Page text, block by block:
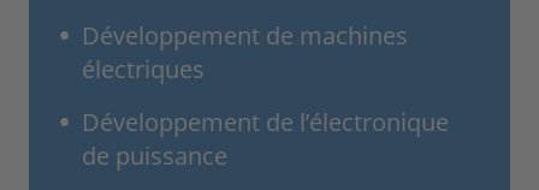
Développement de machines
électriques
Développement de l’électronique
de puissance